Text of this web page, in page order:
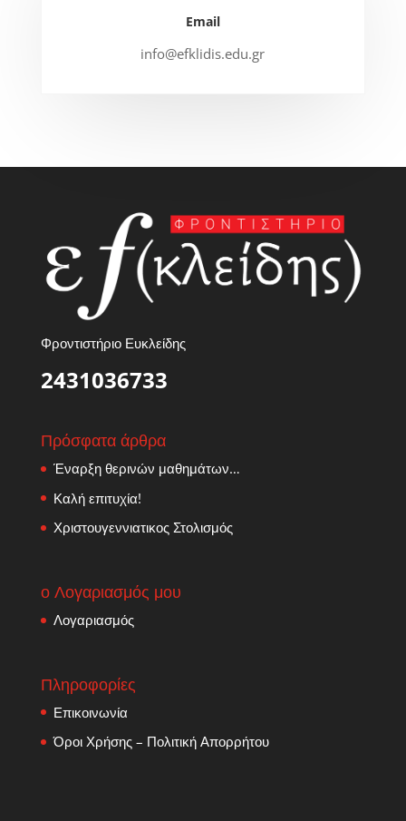
Email
info@efklidis.edu.gr
Φροντιστήριο Ευκλείδης
2431036733
Πρόσφατα άρθρα
Έναρξη θερινών μαθημάτων…
Καλή επιτυχία!
Χριστουγεννιατικος Στολισμός
ο Λογαριασμός μου
Λογαριασμός
Πληροφορίες
Επικοινωνία
Όροι Χρήσης – Πολιτική Απορρήτου